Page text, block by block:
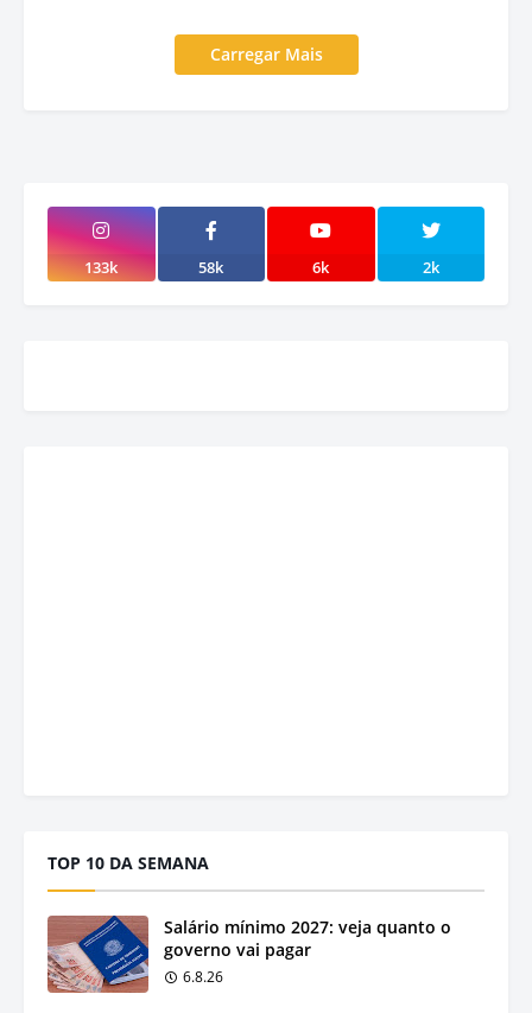
Carregar Mais
133k 58k 6k 2k
TOP 10 DA SEMANA
Salário mínimo 2027: veja quanto o
governo vai pagar
6.8.26